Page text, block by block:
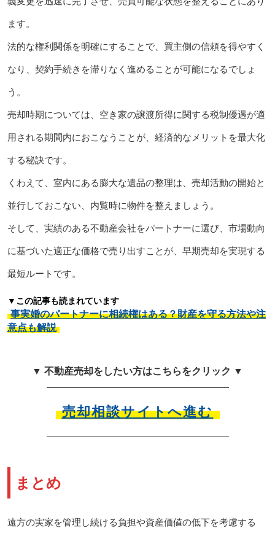
ます。
法的な権利関係を明確にすることで、買主側の信頼を得やすく
なり、契約手続きを滞りなく進めることが可能になるでしょ
う。
売却時期については、空き家の譲渡所得に関する税制優遇が適
用される期間内におこなうことが、経済的なメリットを最大化
する秘訣です。
くわえて、室内にある膨大な遺品の整理は、売却活動の開始と
並行しておこない、内覧時に物件を整えましょう。
そして、実績のある不動産会社をパートナーに選び、市場動向
に基づいた適正な価格で売り出すことが、早期売却を実現する
最短ルートです。
▼この記事も読まれています
事実婚のパートナーに相続権はある？財産を守る方法や注
意点も解説
▼ 不動産売却をしたい方はこちらをクリック ▼
売却相談サイトへ進む
まとめ
遠方の実家を管理し続ける負担や資産価値の低下を考慮する